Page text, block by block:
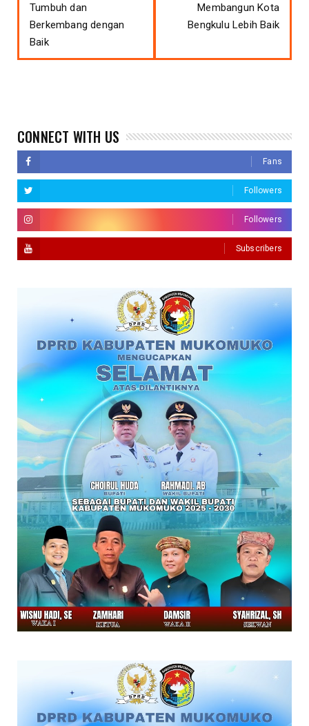
Tumbuh dan
Berkembang dengan
Baik
Membangun Kota
Bengkulu Lebih Baik
CONNECT WITH US
Fans
Followers
Followers
Subscribers